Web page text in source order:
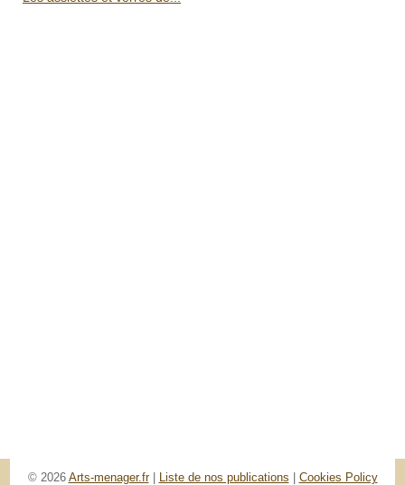
© 2026 Arts-menager.fr| Liste de nos publications | Cookies Policy